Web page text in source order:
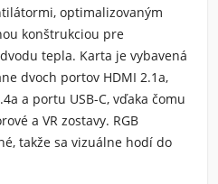
optimalizovaným
konštrukciou pre
tepla. Karta je vybavená
dvoch portov HDMI 2.1a,
a portu USB-C, vďaka čomu
a VR zostavy. RGB
takže sa vizuálne hodí do